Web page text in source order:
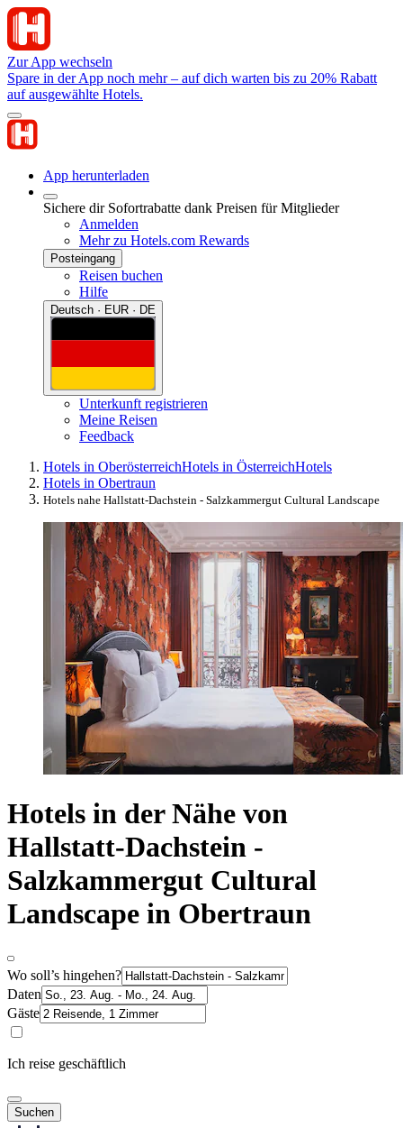
Zur App wechseln
Spare in der App noch mehr – auf dich warten bis zu 20% Rabatt
auf ausgewählte Hotels.
App herunterladen
Sichere dir Sofortrabatte dank Preisen für Mitglieder
Anmelden
Mehr zu Hotels.com Rewards
Posteingang
Reisen buchen
Hilfe
Deutsch · EUR · DE
Unterkunft registrieren
Meine Reisen
Feedback
Hotels in OberösterreichHotels in ÖsterreichHotels
Hotels in Obertraun
Hotels nahe Hallstatt-Dachstein - Salzkammergut Cultural Landscape
Hotels in der Nähe von
Hallstatt-Dachstein -
Salzkammergut Cultural
Landscape in Obertraun
Wo soll’s hingehen?
Daten
Gäste
Ich reise geschäftlich
Suchen